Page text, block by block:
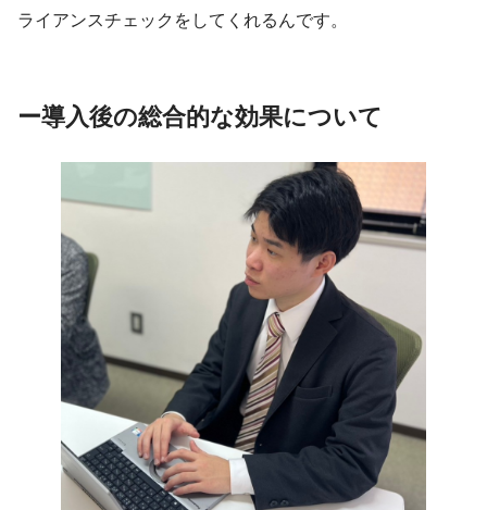
ライアンスチェックをしてくれるんです。
ー導入後の総合的な効果について